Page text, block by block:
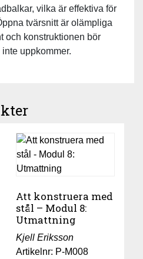
vilka är effektiva för
tvärsnitt är olämpliga
och konstruktionen bör
uppkommer.
Att konstruera med
stål – Modul 8:
Utmattning
Kjell Eriksson
Artikelnr: P-M008